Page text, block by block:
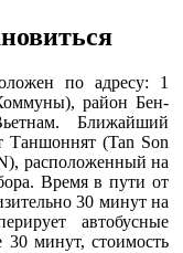
по адресу: 1
район Бен-
Ближайший
Таншоннят (Tan Son
расположенный на
Время в пути от
30 минут на
автобусные
30 минут, стоимость